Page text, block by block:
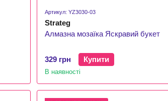
Артикул: YZ3030-03
Strateg
Алмазна мозаїка Яскравий букет
329 грн Купити
В наявності